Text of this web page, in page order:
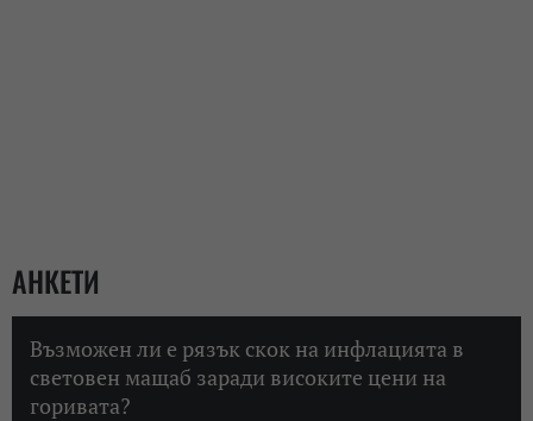
АНКЕТИ
Възможен ли е рязък скок на инфлацията в
световен мащаб заради високите цени на
горивата?